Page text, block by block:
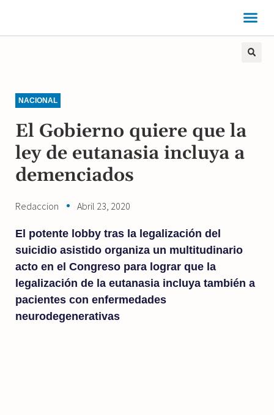
NACIONAL
El Gobierno quiere que la
ley de eutanasia incluya a
demenciados
Redaccion Abril 23, 2020
El potente lobby tras la legalización del
suicidio asistido organiza un multitudinario
acto en el Congreso para lograr que la
legalización de la eutanasia incluya también a
pacientes con enfermedades
neurodegenerativas